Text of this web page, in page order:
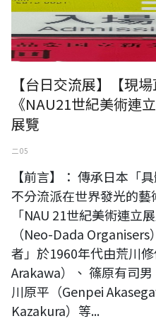
【台日交流展】【現
《NAU21世紀美術連
展覽
二 05
【前言】： 傳承日本「
不分流派在世界發光的藝
「NAU 21世紀美術連立
（Neo-Dada
者」於1960年代由荒川
Arakawa）、 篠原有司
川原平（Genpei
Kazakura）等...